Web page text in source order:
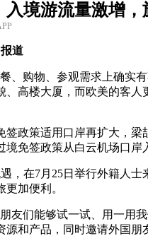
入境游流量激增
道
、购物、参观需求上确实
高楼大厦，而欧美的客
签政策适用口岸再扩大，
境免签政策从白云机场口
，在7月25日举行外籍人
加便利。
友们能够试一试、用一用
源和产品，同时邀请外国朋